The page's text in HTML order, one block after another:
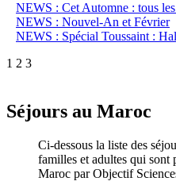
NEWS : Cet Automne : tous
NEWS : Nouvel-An et Février
NEWS : Spécial Toussaint :
1 2 3
Séjours au Maroc
Ci-dessous la liste des
familles et adultes qui sont
Maroc par Objectif